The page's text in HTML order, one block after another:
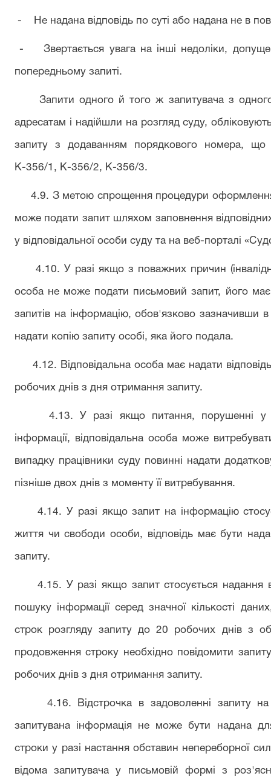
- Не надана відповідь по суті або надана не в
- Звертається увага на інші недоліки,
попередньому запиті.
Запити одного й того ж запитувача з одного
адресатам і надійшли на розгляд суду,
запиту з додаванням порядкового номера, що
К-356/1, К-356/2, К-356/3.
4.9. З метою спрощення процедури оформлення
може подати запит шляхом заповнення
у відповідальної особи суду та на веб-порталі
4.10. У разі якщо з поважних причин
особа не може подати письмовий запит, його
запитів на інформацію, обов'язково зазначивши
надати копію запиту особі, яка його подала.
4.12. Відповідальна особа має надати
робочих днів з дня отримання запиту.
4.13. У разі якщо питання, порушенні у
інформації, відповідальна особа може
випадку працівники суду повинні надати
пізніше двох днів з моменту її витребування.
4.14. У разі якщо запит на інформацію
життя чи свободи особи, відповідь має бути
запиту.
4.15. У разі якщо запит стосується надання
пошуку інформації серед значної кількості
строк розгляду запиту до 20 робочих днів з
продовження строку необхідно повідомити
робочих днів з дня отримання запиту.
4.16. Відстрочка в задоволенні запиту на
запитувана інформація не може бути надана
строки у разі настання обставин непереборної
відома запитувача у письмовій формі з